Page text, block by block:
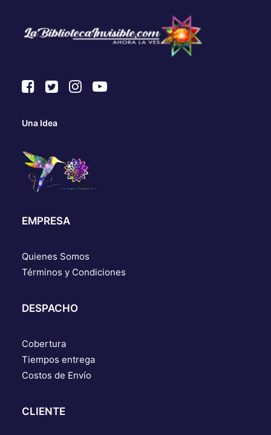
Una Idea
EMPRESA
Quienes Somos
Términos y Condiciones
DESPACHO
Cobertura
Tiempos entrega
Costos de Envío
CLIENTE